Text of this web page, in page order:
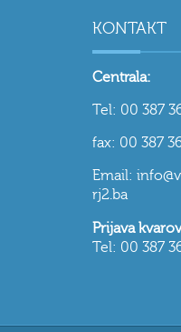
KONTAKT
Centrala:
Tel: 00 387
fax: 00 387
Email:
rj2.ba
Prijava
Tel: 00 387